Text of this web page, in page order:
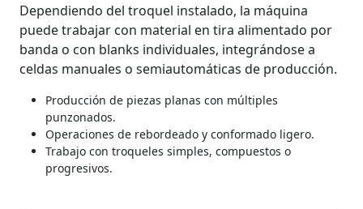
Dependiendo del troquel instalado, la máquina
puede trabajar con material en tira alimentado por
banda o con blanks individuales, integrándose a
celdas manuales o semiautomáticas de producción.
Producción de piezas planas con múltiples
punzonados.
Operaciones de rebordeado y conformado ligero.
Trabajo con troqueles simples, compuestos o
progresivos.